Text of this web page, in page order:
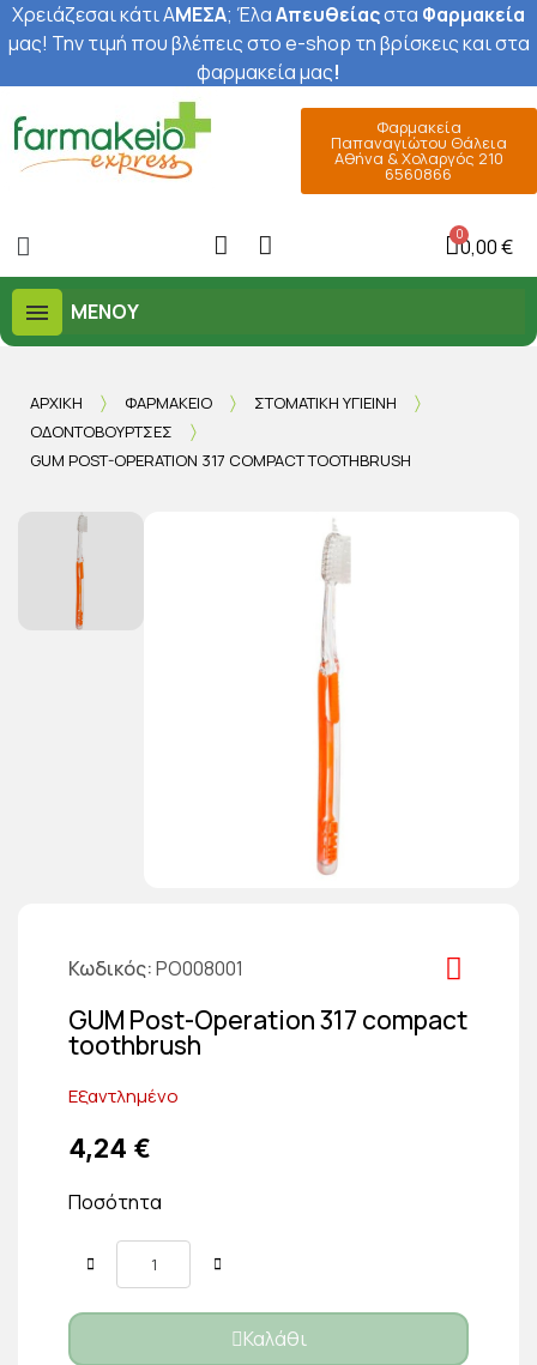
Χρειάζεσαι κάτι ΑΜΕΣΑ; ΈλαΑπευθείαςστα Φαρμακεία
μας! Την τιμή που βλέπεις στο e-shop τη βρίσκεις και στα
φαρμακεία μας!
Φαρμακεία
Παπαναγιώτου Θάλεια
Αθήνα & Χολαργός 210
6560866
0,00 €
ΜΕΝΟΎ
ΑΡΧΙΚΉ ΦΑΡΜΑΚΕΊΟ
ΣΤΟΜΑΤΙΚΉ ΥΓΙΕΙΝΉ
ΟΔΟΝΤΌΒΟΥΡΤΣΕΣ
GUM POST-OPERATION 317 COMPACT TOOTHBRUSH
Κωδικός PO008001
GUM Post-Operation 317 compact
toothbrush
Εξαντλημένο
4,24 €
Ποσότητα
Καλάθι